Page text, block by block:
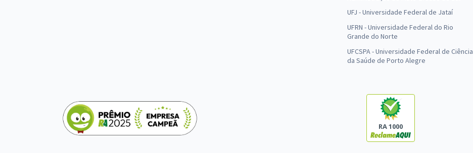
UFJ - Universidade Federal de Jataí
UFRN - Universidade Federal do Rio
Grande do Norte
UFCSPA - Universidade Federal de Ciência
da Saúde de Porto Alegre
RA 1000